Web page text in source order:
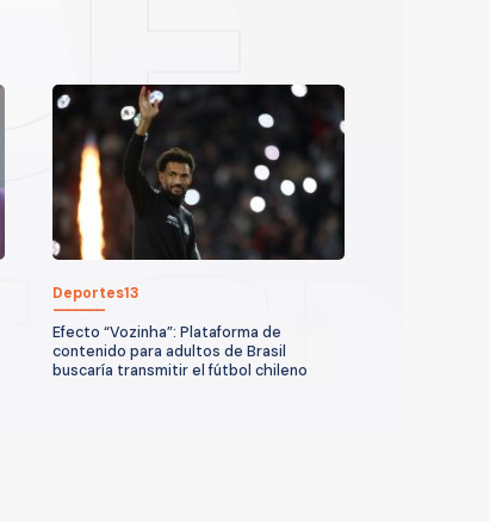
Deportes13
Efecto “Vozinha”: Plataforma de
contenido para adultos de Brasil
buscaría transmitir el fútbol chileno